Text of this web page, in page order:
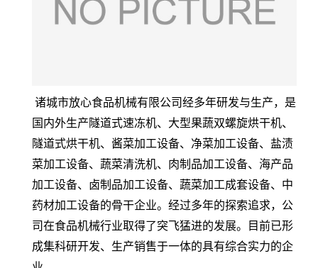
诸城市放心食品机械有限公司经多年研发与生产，是
国内外生产隧道式速冻机、大型果蔬双螺旋烘干机、
隧道式烘干机、酱菜加工设备、净菜加工设备、盐渍
菜加工设备、蔬菜清洗机、肉制品加工设备、海产品
加工设备、卤制品加工设备、蔬菜加工成套设备、中
药材加工设备的骨干企业。经过多年的探索追求，公
司在食品机械行业取得了突飞猛进的发展。目前已形
成集科研开发、生产销售于一体的具有综合实力的企